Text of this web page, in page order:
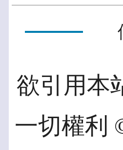
欲引用本
一切權利